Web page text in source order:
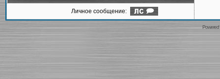
Личное сообщение: